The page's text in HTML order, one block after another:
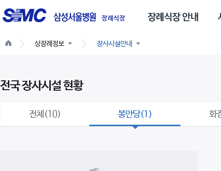
장례식장
글
로
네
이
상장례정보 장사시설안내
전국 장사시설 현황
전체(10) 봉안당(1) 화